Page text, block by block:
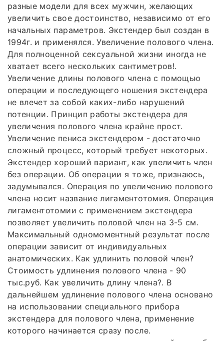
разные модели для всех мужчин, желающих
увеличить свое достоинство, независимо от его
начальных параметров. Экстендер был создан в
1994г. и применялся. Увеличение полового члена.
Для полноценной сексуальной жизни иногда не
хватает всего нескольких сантиметров!.
Увеличение длины полового члена с помощью
операции и последующего ношения экстендера
не влечет за собой каких-либо нарушений
потенции. Принцип работы экстендера для
увеличения полового члена крайне прост.
Увеличение пениса экстендером - достаточно
сложный процесс, который требует некоторых.
Экстендер хороший вариант, как увеличить член
без операции. Об операции я тоже, признаюсь,
задумывался. Операция по увеличению полового
члена носит название лигаментотомия. Операция
лигаментотомии с применением экстендера
позволяет увеличить половой член на 3-5 см.
Максимальный одномоментный результат после
операции зависит от индивидуальных
анатомических. Как удлинить половой член?
Стоимость удлинения полового члена - 90
тыс.руб. Как увеличить длину члена?. В
дальнейшем удлинение полового члена основано
на использовании специального прибора
экстендера для полового члена, применение
которого начинается сразу после.